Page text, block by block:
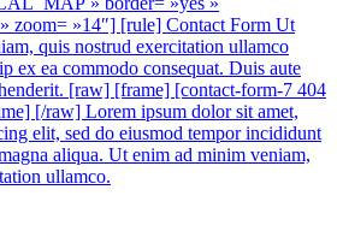
zoom= »14″] [rule] Contact Form Ut
quis nostrud exercitation ullamco
ex ea commodo consequat. Duis aute
[raw] [frame] [contact-form-7 404
[/raw] Lorem ipsum dolor sit amet,
elit, sed do eiusmod tempor incididunt
aliqua. Ut enim ad minim veniam,
ullamco.